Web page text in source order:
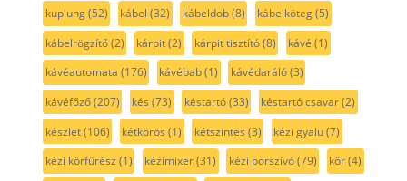
kuplung(52) kábel (32) kábeldob(8) kábelköteg(5)
kábelrögzítő(2) kárpit(2) kárpit tisztító(8) kávé (1)
kávéautomata (176) kávébab(1) kávédaráló(3)
kávéfőző(207) kés (73) késtartó(33) késtartó csavar(2)
készlet(106) kétkörös (1) kétszintes (3) kézi gyalu(7)
kézi körfűrész (1) kézimixer(31) kézi porszívó(79) kör(4)